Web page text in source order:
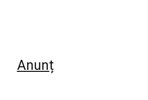
Anunț